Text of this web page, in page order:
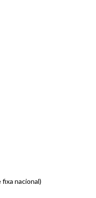
fixa nacional)